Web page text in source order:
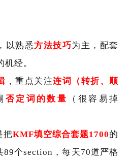
以熟悉方法技巧为主，配套
经。
，重点关注连词（转折、顺
否定词的数量
（很容易掉
把KMF填空综合套题1700的
89个section，每天70道严格